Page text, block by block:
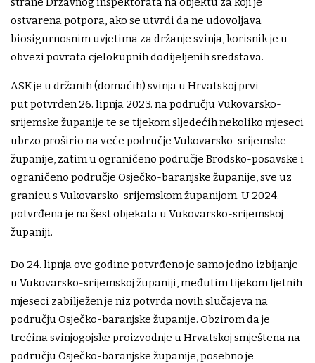
ostvarena potpora, ako se utvrdi da ne udovoljava
biosigurnosnim uvjetima za držanje svinja, korisnik je u
obvezi povrata cjelokupnih dodijeljenih sredstava.
ASK je u držanih (domaćih) svinja u Hrvatskoj prvi
put potvrđen 26. lipnja 2023. na području Vukovarsko-
srijemske županije te se tijekom sljedećih nekoliko mjeseci
ubrzo proširio na veće područje Vukovarsko-srijemske
županije, zatim u ograničeno područje Brodsko-posavske i
ograničeno područje Osječko-baranjske županije, sve uz
granicu s Vukovarsko-srijemskom županijom. U 2024.
potvrđena je na šest objekata u Vukovarsko-srijemskoj
županiji.
Do 24. lipnja ove godine potvrđeno je samo jedno izbijanje
u Vukovarsko-srijemskoj županiji, međutim tijekom ljetnih
mjeseci zabilježen je niz potvrda novih slučajeva na
području Osječko-baranjske županije. Obzirom da je
trećina svinjogojske proizvodnje u Hrvatskoj smještena na
području Osječko-baranjske županije, posebno je